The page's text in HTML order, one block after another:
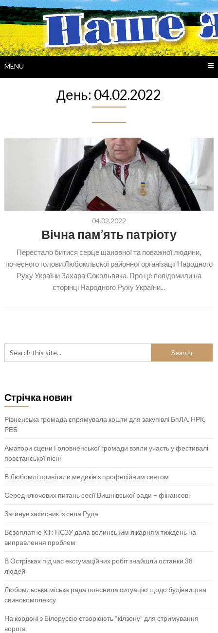
Skip
to
content
MENU
День: 04.02.2022
04.02.2022
Вічна пам’ять патріоту
Перестало битися серце шановної та поважної людини,
почесного голови Любомльскої районної організації Народного
Руху України Захара Сокольвяка. Про це повідомили на
сторінці Народного Руху України...
Стрічка новин
Рівненська громада спрямувала кошти для закупівлі БпЛА, НРК,
РЕБ
Аматори сцени Головненської громади взяли участь у фестивалі
повстанської пісні
В Любомлі привітали медиків з професійним святом
Серед ключових питань сесії Вишнівської ради – фінансові
Загинув захисник із села Руда
Безоплатне КТ: НСЗУ дала волинським лікарням тиждень на
виправлення проблем
В Острівках під час ексгумаційних робіт знайшли останки 38
людей
Любомльська міська рада пояснила ситуацію щодо будівництва
свинокомплексу
На кордоні з Білоруссю створюють “кілзону” для стримування
ворога